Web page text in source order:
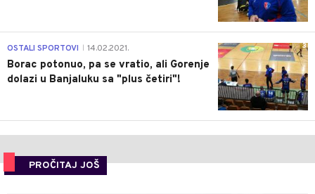
3
OSTALI SPORTOVI 14.02.2021.
Borac potonuo, pa se vratio, ali Gorenje
dolazi u Banjaluku sa "plus četiri"!
PROČITAJ JOŠ